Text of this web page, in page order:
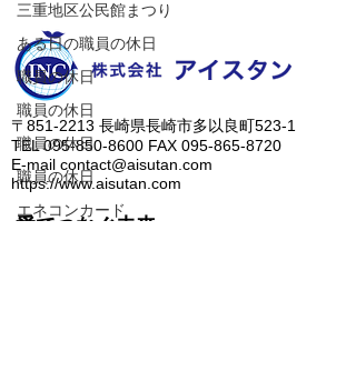
三重地区公民館まつり
ある日の職員の休日
職員の休日
職員の休日
職員の休日
職員の休日
エネコンカード
​〒851-2213 長崎県長崎市多以良町523-1
TEL095-850-8600 FAX 095-865-8720
E-mail contact@aisutan.com
https://www.aisutan.com
愛でつなぐ未来、